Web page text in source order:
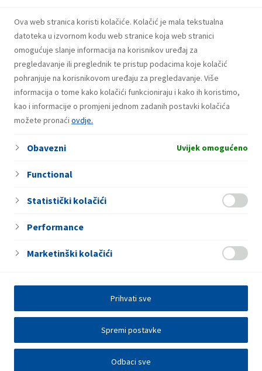
Ova web stranica koristi kolačiće. Kolačić je mala tekstualna
datoteka u izvornom kodu web stranice koja web stranici
omogućuje slanje informacija na korisnikov uređaj za
pregledavanje ili preglednik te pristup podacima koje kolačić
pohranjuje na korisnikovom uređaju za pregledavanje. Više
informacija o tome kako kolačići funkcioniraju i kako ih koristimo,
kao i informacije o promjeni jednom zadanih postavki kolačića
možete pronaći ovdje.
Obavezni Uvijek omogućeno
Functional
Statistički kolačići
Performance
Marketinški kolačići
Odbaci sve
Spremi postavke
Prihvati sve
Ostalo
Plin u bocama
Maziva
Roba široke potrošnje
Usluge
Caffe bar